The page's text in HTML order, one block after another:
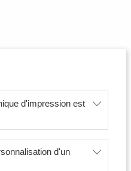
d'impression est
d'un